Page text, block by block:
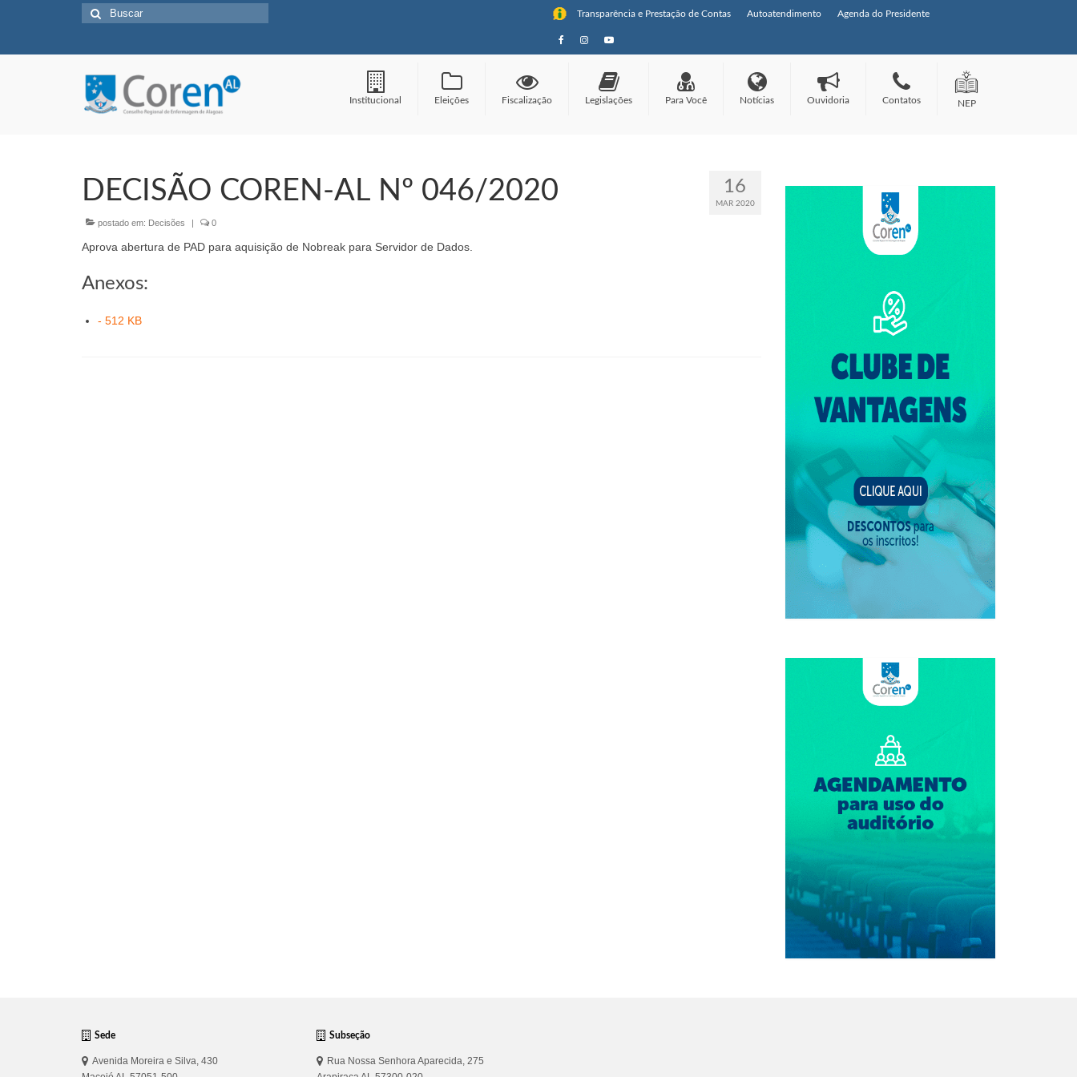
Transparência e Prestação de Contas Autoatendimento Agenda do Presidente
Buscar
por:
Institucional Eleições Fiscalização Legislações Para Você Notícias Ouvidoria Contatos NEP
16
MAR 2020
DECISÃO COREN-AL Nº 046/2020
postado em: Decisões | 0
Aprova abertura de PAD para aquisição de Nobreak para Servidor de Dados.
Anexos:
- 512 KB
Sede
Avenida Moreira e Silva, 430
Subseção
Rua Nossa Senhora Aparecida, 275